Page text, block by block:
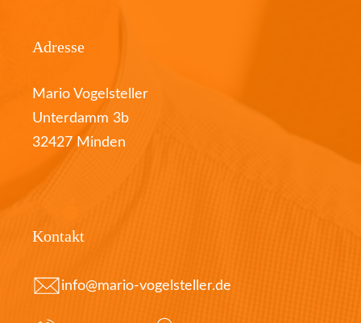
Adresse
Mario Vogelsteller
Unterdamm 3b
32427 Minden
Kontakt
info@mario-vogelsteller.de